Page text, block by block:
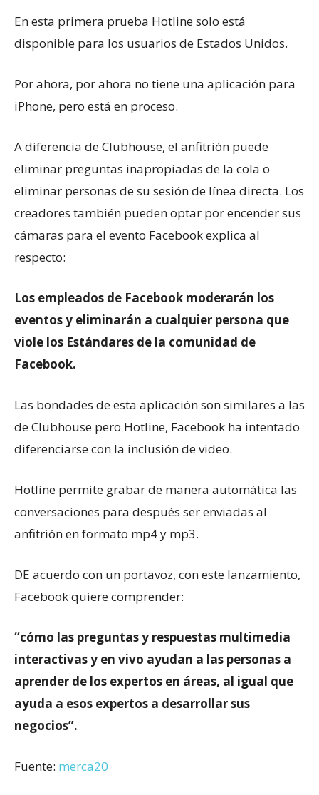
En esta primera prueba Hotline solo está
disponible para los usuarios de Estados Unidos.
Por ahora, por ahora no tiene una aplicación para
iPhone, pero está en proceso.
A diferencia de Clubhouse, el anfitrión puede
eliminar preguntas inapropiadas de la cola o
eliminar personas de su sesión de línea directa. Los
creadores también pueden optar por encender sus
cámaras para el evento Facebook explica al
respecto:
Los empleados de Facebook moderarán los
eventos y eliminarán a cualquier persona que
viole los Estándares de la comunidad de
Facebook.
Las bondades de esta aplicación son similares a las
de Clubhouse pero Hotline, Facebook ha intentado
diferenciarse con la inclusión de video.
Hotline permite grabar de manera automática las
conversaciones para después ser enviadas al
anfitrión en formato mp4 y mp3.
DE acuerdo con un portavoz, con este lanzamiento,
Facebook quiere comprender:
“cómo las preguntas y respuestas multimedia
interactivas y en vivo ayudan a las personas a
aprender de los expertos en áreas, al igual que
ayuda a esos expertos a desarrollar sus
negocios”.
Fuente: merca20